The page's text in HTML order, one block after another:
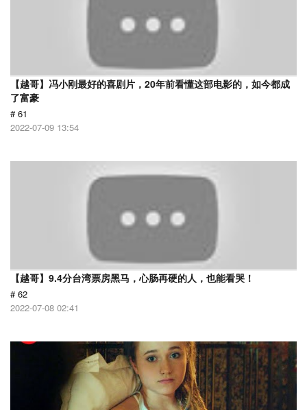
【越哥】冯小刚最好的喜剧片，20年前看懂这部电影的，如今都成
了富豪
# 61
2022-07-09 13:54
【越哥】9.4分台湾票房黑马，心肠再硬的人，也能看哭！
# 62
2022-07-08 02:41